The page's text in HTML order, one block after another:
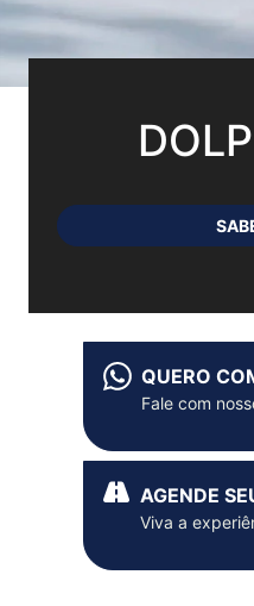
QUERO
Fale com
AGENDE
Viva a